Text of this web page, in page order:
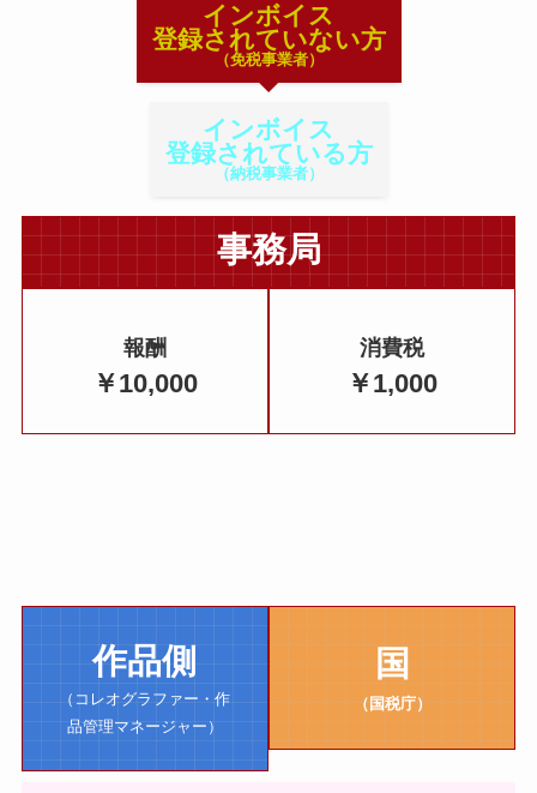
インボイス
登録されていない方
（免税事業者）
インボイス
登録されている方
（納税事業者）
事務局
報酬
￥10,000
作品側
（コレオグラファー・作
品管理マネージャー）
消費税
￥1,000
国
（国税庁）